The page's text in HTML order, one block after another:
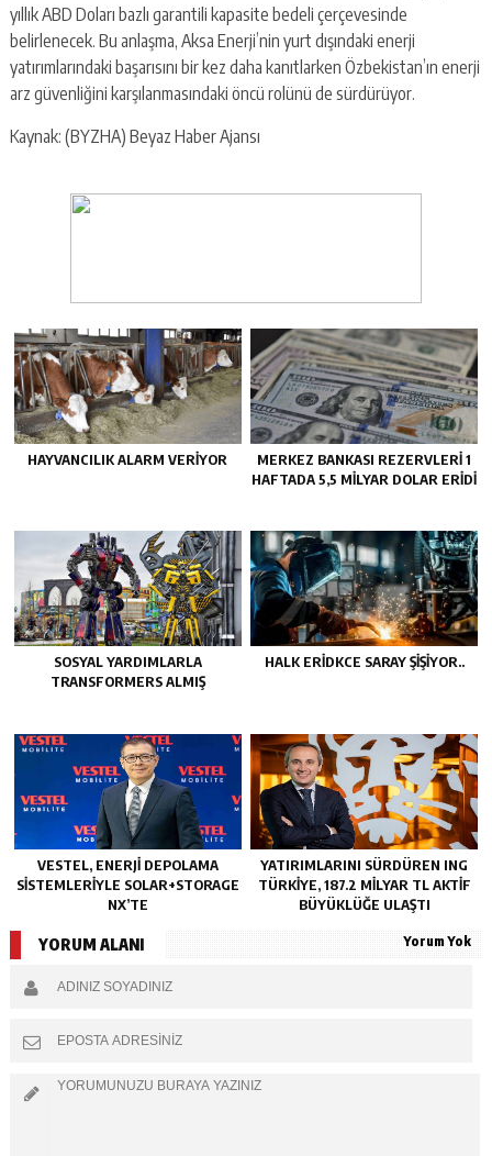
yıllık ABD Doları bazlı garantili kapasite bedeli çerçevesinde
belirlenecek. Bu anlaşma, Aksa Enerji’nin yurt dışındaki enerji
yatırımlarındaki başarısını bir kez daha kanıtlarken Özbekistan’ın enerji
arz güvenliğini karşılanmasındaki öncü rolünü de sürdürüyor.
Kaynak: (BYZHA) Beyaz Haber Ajansı
HAYVANCILIK ALARM VERIYOR
MERKEZ BANKASI REZERVLERI 1
HAFTADA 5,5 MILYAR DOLAR ERIDI
SOSYAL YARDIMLARLA
TRANSFORMERS ALMIŞ
HALK ERIDKCE SARAY ŞIŞIYOR..
VESTEL, ENERJI DEPOLAMA
SISTEMLERIYLE SOLAR+STORAGE
NX’TE
YATIRIMLARINI SÜRDÜREN ING
TÜRKIYE, 187.2 MILYAR TL AKTIF
BÜYÜKLÜĞE ULAŞTI
YORUM ALANI Yorum Yok